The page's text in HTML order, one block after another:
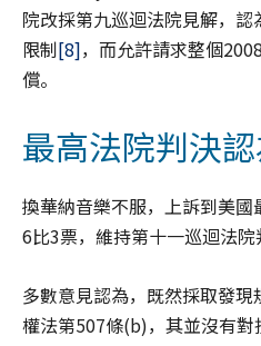
院改採第九巡迴法院見解，
限制[8]，而允許請求整個
償。
最高法院判決
換華納音樂不服，上訴到美
6比3票，維持第十一巡迴法院
多數意見認為，既然採取發
權法第507條(b)，其並沒有